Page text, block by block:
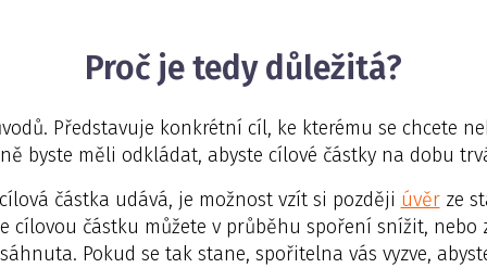
Proč je tedy důležitá?
Představuje konkrétní cíl, ke kterému se chcete
byste měli odkládat, abyste cílové částky na dobu
částka udává, je možnost vzít si později úvěrze
cílovou částku můžete v průběhu spoření snížit, nebo
Pokud se tak stane, spořitelna vás vyzve,